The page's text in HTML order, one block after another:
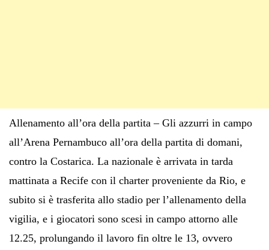
Allenamento all’ora della partita – Gli azzurri in campo
all’Arena Pernambuco all’ora della partita di domani,
contro la Costarica. La nazionale è arrivata in tarda
mattinata a Recife con il charter proveniente da Rio, e
subito si è trasferita allo stadio per l’allenamento della
vigilia, e i giocatori sono scesi in campo attorno alle
12.25, prolungando il lavoro fin oltre le 13, ovvero